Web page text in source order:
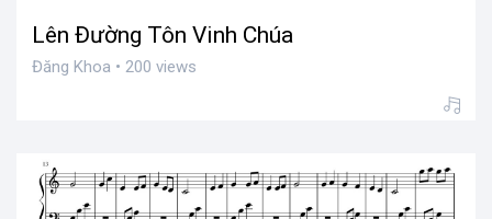
Lên Đường Tôn Vinh Chúa
Đăng Khoa • 200 views